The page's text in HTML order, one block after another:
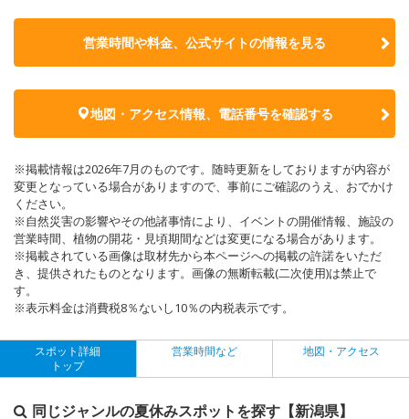
営業時間や料金、公式サイトの情報を見る
地図・アクセス情報、電話番号を確認する
※掲載情報は2026年7月のものです。随時更新をしておりますが内容が
変更となっている場合がありますので、事前にご確認のうえ、おでかけ
ください。
※自然災害の影響やその他諸事情により、イベントの開催情報、施設の
営業時間、植物の開花・見頃期間などは変更になる場合があります。
※掲載されている画像は取材先から本ページへの掲載の許諾をいただ
き、提供されたものとなります。画像の無断転載(二次使用)は禁止で
す。
※表示料金は消費税8％ないし10％の内税表示です。
スポット詳細
トップ
営業時間など 地図・アクセス
同じジャンルの夏休みスポットを探す【新潟県】